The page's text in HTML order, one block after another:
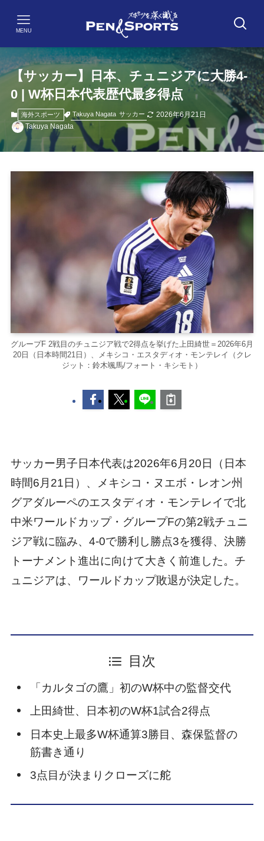
MENU
【サッカー】日本、チュニジアに大勝4-
0 | W杯日本代表歴代最多得点
海外スポーツ Takuya Nagata サッカー
2026年6月21日
Takuya Nagata
グループF 2戦目のチュニジア戦で2得点を挙げた上田綺世＝2026年6月
20日（日本時間21日）、メキシコ・エスタディオ・モンテレイ（クレ
ジット：鈴木颯馬/フォート・キシモト）
サッカー男子日本代表は2026年6月20日（日本
時間6月21日）、メキシコ・ヌエボ・レオン州
グアダルーペのエスタディオ・モンテレイで北
中米ワールドカップ・グループFの第2戦チュニ
ジア戦に臨み、4-0で勝利し勝点3を獲得、決勝
トーナメント進出に向けて大きく前進した。チ
ュニジアは、ワールドカップ敗退が決定した。
目次
「カルタゴの鷹」初のW杯中の監督交代
上田綺世、日本初のW杯1試合2得点
日本史上最多W杯通算3勝目、森保監督の
筋書き通り
3点目が決まりクローズに舵